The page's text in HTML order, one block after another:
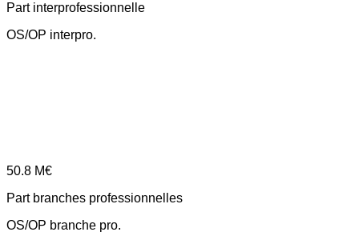
Part interprofessionnelle
OS/OP interpro.
50.8 M€
Part branches professionnelles
OS/OP branche pro.